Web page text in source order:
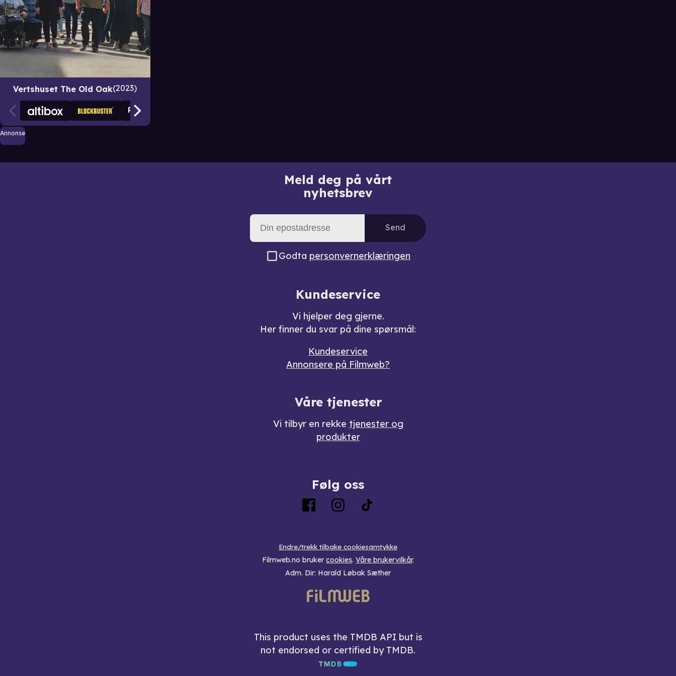
Vertshuset The Old Oak 2023
Annonse
Meld deg på vårt
nyhetsbrev
Send
Godta personvernerklæringen
Kundeservice
Vi hjelper deg gjerne.
Her finner du svar på dine spørsmål:
Kundeservice
Annonsere på Filmweb?
Våre tjenester
Vi tilbyr en rekke tjenester og
produkter
Følg oss
Endre/trekk tilbake cookiesamtykke
Filmweb.no bruker cookies. Våre brukervilkår.
Adm. Dir: Harald Løbak Sæther
This product uses the TMDB API but is
not endorsed or certified by TMDB.